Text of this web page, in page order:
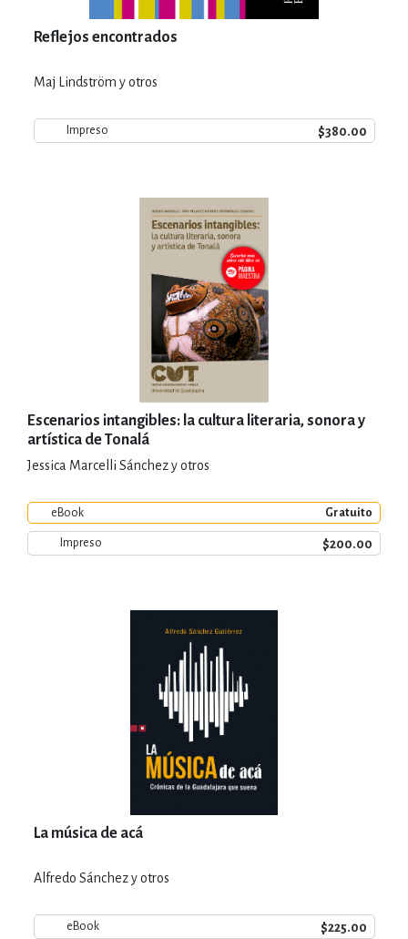
Reflejos encontrados
Maj Lindström y otros
Impreso $380.00
Escenarios intangibles: la cultura literaria, sonora y
artística de Tonalá
Jessica Marcelli Sánchez y otros
eBook Gratuito
Impreso $200.00
La música de acá
Alfredo Sánchez y otros
eBook $225.00